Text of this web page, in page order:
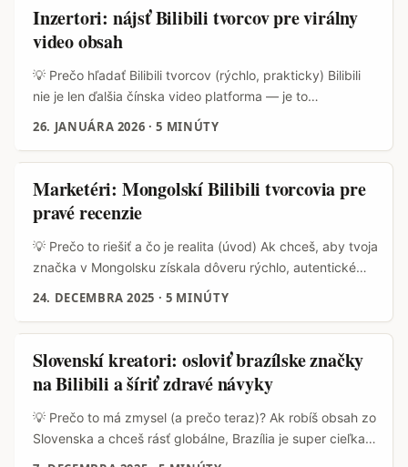
tréningu a wellbeing. Ak chcete expandovať do regiónu
Balkánu a nájsť tvorcov z Severného Macedónska,
potrebujete praktický, lokalizovaný plán: kde hľadať, ako
filtrovať reálne publikum a aké modely spolupráce
fungujú v 2026. ...
Inzertori: nájsť Bilibili tvorcov pre virálny
video obsah
💡 Prečo hľadať Bilibili tvorcov (rýchlo, prakticky) Bilibili
nie je len ďalšia čínska video platforma — je to
epicentrum ACG kultúry, reálnych fandomov a super
angažovaných komunitných momentov. Keď tučne
funguje algoritmus, dokáže vyhnať video do stovák tisíc
zhliadnutí za pár hodín, hlavne v nischových témach
(anime, gaming, tech, hobby). Referenčný popis Bilibili
(MarketBeat/Business summaries) nás upozorňuje, že
platforma kombinuje on‑demand video, live streamy a
unikátne “bullet comments” — čo znamená, že virálny
26. JANUÁRA 2026 ·5 MINÚTY
Marketéri: Mongolskí Bilibili tvorcovia pre
pravé recenzie
💡 Prečo to riešiť a čo je realita (úvod) Ak chceš, aby tvoja
značka v Mongolsku získala dôveru rýchlo, autentické
recenzie od lokálnych tvorcov na Bilibili dokážu divy.
pre regionálne kampane (vrátane Mongolska) čoraz
častejšie slúži ako živé miesto pre gaming, livestreamy a
recenzie — to potvrdzuje aj profil platformy v oficiálnych
materiáloch, kde Bilibili ponúka video obsah, livestreamy
a e‑commerce možnosti (About Bilibili). ...
24. DECEMBRA 2025 ·5 MINÚTY
Slovenskí kreatori: osloviť brazílske značky
na Bilibili a šíriť zdravé návyky
💡 Prečo to má zmysel (a prečo teraz)? Ak robíš obsah zo
Slovenska a chceš rásť globálne, Brazília je super cieľka
— veľká populácia, silná spotrebiteľská kultúra a značky,